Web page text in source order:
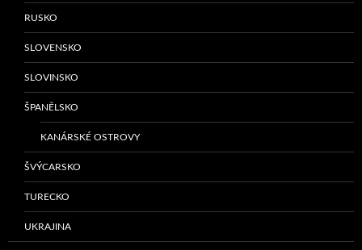
RUSKO
SLOVENSKO
SLOVINSKO
ŠPANĚLSKO
KANÁRSKÉ OSTROVY
ŠVÝCARSKO
TURECKO
UKRAJINA